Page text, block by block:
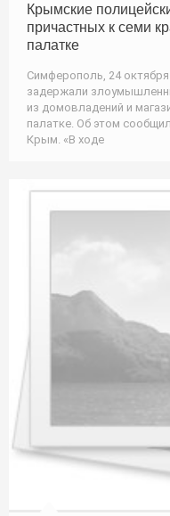
Крымские
причастных к семи
палатке
Симферополь, 24
задержали
из домовладений и
палатке. Об этом
Крым. «В ходе